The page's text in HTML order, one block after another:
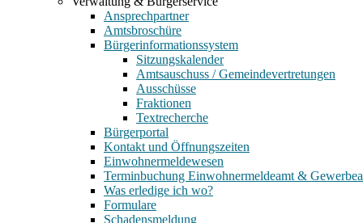
Ansprechpartner
Amtsbroschüre
Bürgerinformationssystem
Sitzungskalender
Amtsauschuss / Gemeindevertretungen
Ausschüsse
Fraktionen
Textrecherche
Bürgerportal
Kontakt und Öffnungszeiten
Einwohnermeldewesen
Terminbuchung Einwohnermeldeamt &
Was erledige ich wo?
Formulare
Schadensmeldung